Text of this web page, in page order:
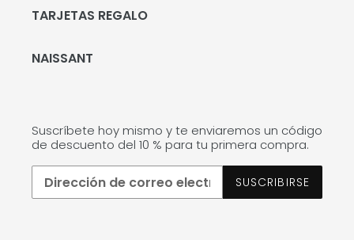
TARJETAS REGALO
NAISSANT
Suscríbete hoy mismo y te enviaremos un código
de descuento del 10 % para tu primera compra.
SUSCRIBIRSE